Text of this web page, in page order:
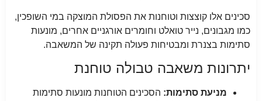
סכינים אלו קוצצות וטוחנות את הפסולת המוצקה במי השופכין,
כמו מגבונים, נייר טואלט וחומרים אורגניים אחרים, מונעות
סתימות בצנרת ומבטיחות פעולה תקינה של המשאבה.
יתרונות משאבה טבולה טוחנת
מניעת סתימות: הסכינים הטוחנות מונעות סתימות